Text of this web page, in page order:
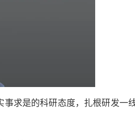
求是的科研态度，扎根研发一